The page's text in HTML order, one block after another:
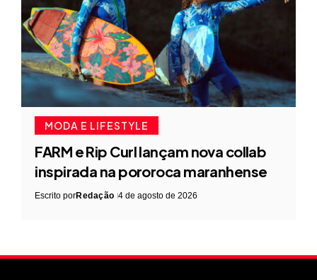
MODA E LIFESTYLE
FARM e Rip Curl lançam nova collab
inspirada na pororoca maranhense
Escrito porRedação 4 de agosto de 2026